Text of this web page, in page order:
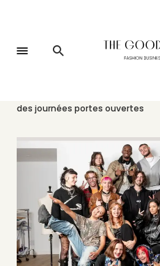
des journées portes ouvertes